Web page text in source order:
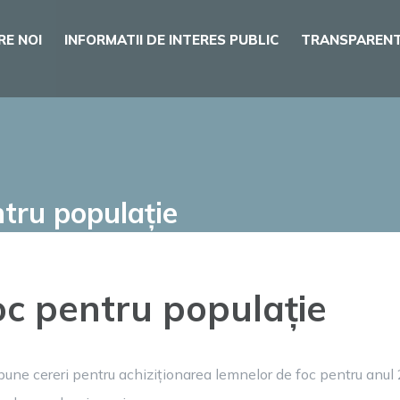
NOI INFORMATII DE INTERES PUBLIC
populație
pentru populație
cereri pentru achiziționarea lemnelor de foc pentru anul